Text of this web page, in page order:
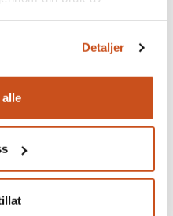
Detaljer
i sjøen for utvasking
i flere år og hadde